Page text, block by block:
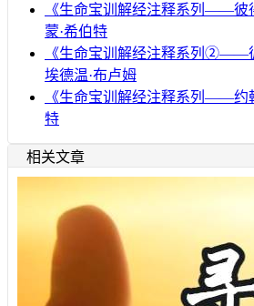
《生命宝训解经注释系列——彼
蒙·希伯特
《生命宝训解经注释系列②——
埃德温·布卢姆
《生命宝训解经注释系列——约
特
相关文章